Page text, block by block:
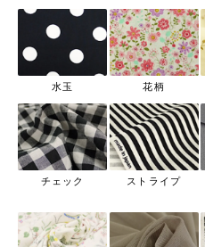
水玉 花柄
チェック ストライプ